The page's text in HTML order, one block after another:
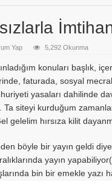
Yap 5,292 Okunma
konuları başlık,
faturada, sosyal
yasaları dahilinde
siteyi kurduğum
gelelim hırsıza kilit
böyle bir yayın geldi
yayın
bin bir emekle yazı